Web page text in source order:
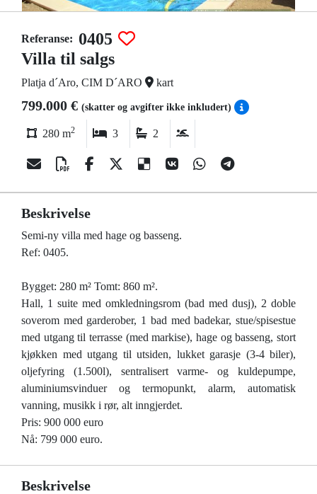
Referanse: 0405
Villa til salgs
Platja d´Aro, CIM D´ARO kart
799.000 € (skatter og avgifter ikke inkludert)
280 m2 3 2
Beskrivelse
Semi-ny villa med hage og basseng.
Ref: 0405.
Bygget: 280 m² Tomt: 860 m².
Hall, 1 suite med omkledningsrom (bad med dusj), 2 doble
soverom med garderober, 1 bad med badekar, stue/spisestue
med utgang til terrasse (med markise), hage og basseng, stort
kjøkken med utgang til utsiden, lukket garasje (3-4 biler),
oljefyring (1.500l), sentralisert varme- og kuldepumpe,
aluminiumsvinduer og termopunkt, alarm, automatisk
vanning, musikk i rør, alt inngjerdet.
Pris: 900 000 euro
Nå: 799 000 euro.
Beskrivelse